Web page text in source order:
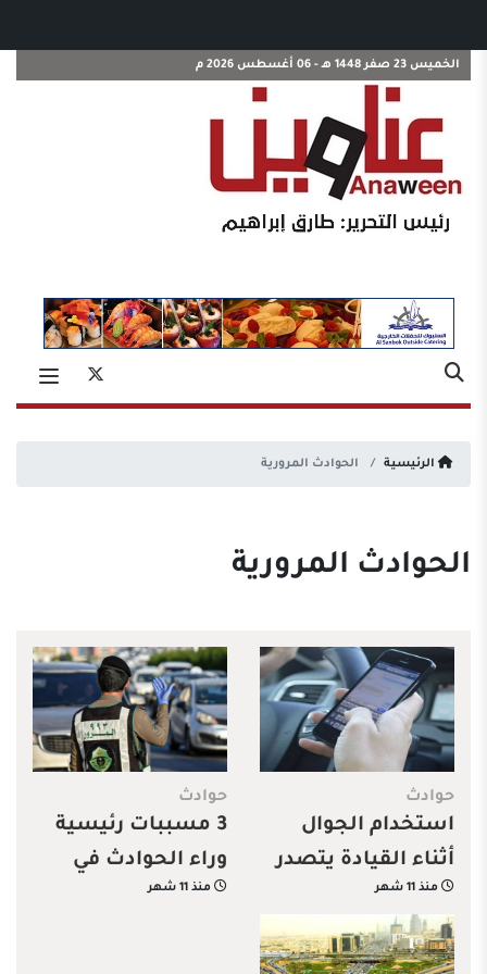
الخميس 23 صفر 1448 هـ - 06 أغسطس 2026 م
الرئيسية الحوادث المرورية
الحوادث المرورية
حوادث
استخدام الجوال
أثناء القيادة يتصدر
أسباب الحوادث
بمنطقة مكة
منذ 11 شهر
حوادث
3 مسببات رئيسية
وراء الحوادث في
الرياض.. والمرور
منذ 11 شهر